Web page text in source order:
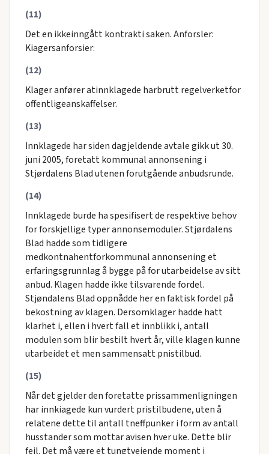
(11)
Det en ikkeinngått kontrakti saken. Anforsler:
Kiagersanforsier:
(12)
Klager anfører atinnklagede harbrutt regelverketfor
offentligeanskaffelser.
(13)
Innklagede har siden dagjeldende avtale gikk ut 30.
juni 2005, foretatt kommunal annonsening i
Stjørdalens Blad utenen forutgående anbudsrunde.
(14)
Innklagede burde ha spesifisert de respektive behov
for forskjellige typer annonsemoduler. Stjørdalens
Blad hadde som tidligere
medkontnahentforkommunal annonsening et
erfaringsgrunnlag å bygge på for utarbeidelse av sitt
anbud. Klagen hadde ikke tilsvarende fordel.
Stjøndalens Blad oppnådde her en faktisk fordel på
bekostning av klagen. Dersomklager hadde hatt
klarhet i, ellen i hvert fall et innblikk i, antall
modulen som blir bestilt hvert år, ville klagen kunne
utarbeidet et men sammensatt pnistilbud.
(15)
Når det gjelder den foretatte prissammenligningen
har innkiagede kun vurdert pristilbudene, uten å
relatene dette til antall tneffpunker i form av antall
husstander som mottar avisen hver uke. Dette blir
feil. Det må være et tungtveiende moment i